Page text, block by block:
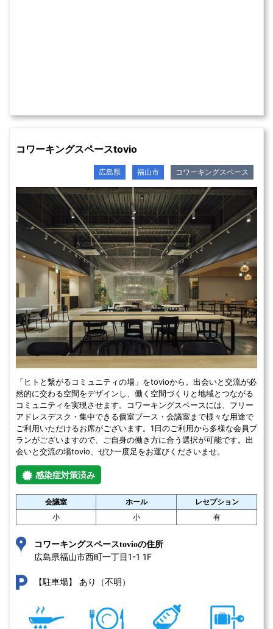
コワーキングスペースtovio
広島県 福山市 コワーキングスペース
「ヒトと繋がるコミュニティの場」をtovioから。出会いと交流が必
然的に交わる空間をデザインし、働く空間づくりと地域とつながる
コミュニティを実現させます。コワーキングスペースには、フリー
アドレスデスク・集中できる個室ブース・会議室まで様々な用途で
ご利用いただけるお席がございます。1日のご利用から多様な会員プ
ランがございますので、ご自身の働き方に合う選択が可能です。出
会いと交流の場tovio、ぜひ一度足をお運びくださいませ。
感染症対策済み
会議室 ホール
レセプション
小
小 有
コワーキングスペースtovioの住所
広島県福山市西町一丁目1-1 1F
【駐車場】 あり（不明）